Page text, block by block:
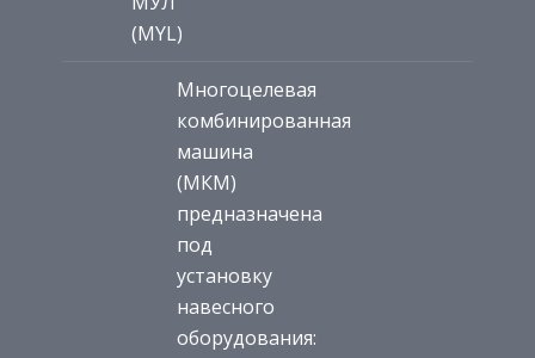
(MYL)
Многоцелевая
комбинированная
машина
(МКМ)
предназначена
под
установку
навесного
оборудования: